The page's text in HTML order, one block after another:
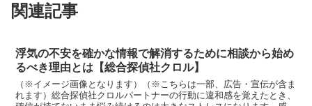
関連記事
浮気の不安を確かな情報で解消するために相談から始め
るべき理由とは【総合探偵社クロル】
（※イメージ画像となります）（※こちらは一部、広告・宣伝が含ま
れます）総合探偵社クロルパートナーの行動に違和感を覚えたとき、